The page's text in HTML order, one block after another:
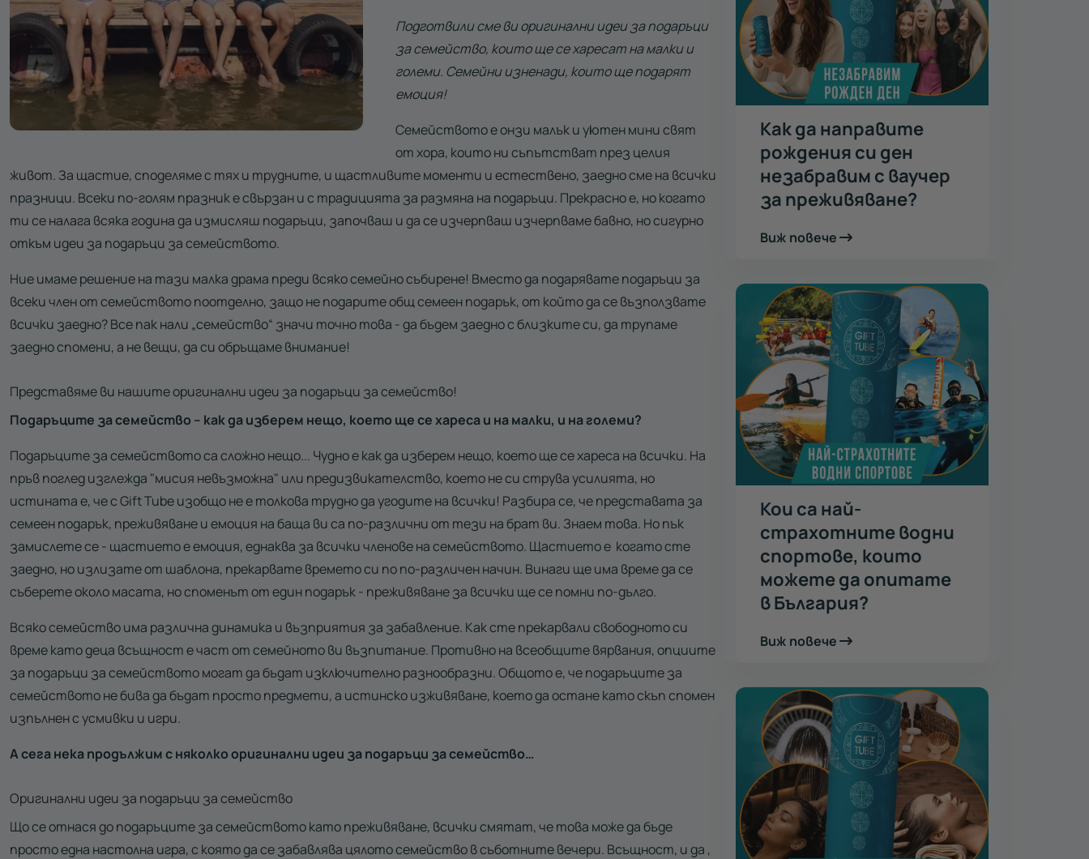
Подготвили сме ви оригинални идеи за подаръци
за семейство, които ще се харесат на малки и
големи. Семейни изненади, които ще подарят
емоция!
Семейството е онзи малък и уютен мини свят
от хора, които ни съпътстват през целия
живот. За щастие, споделяме с тях и трудните, и щастливите моменти и естествено, заедно сме на всички
празници. Всеки по-голям празник е свързан и с традицията за размяна на подаръци. Прекрасно е, но когато
ти се налага всяка година да измисляш подаръци, започваш и да се изчерпваш изчерпваме бавно, но сигурно
откъм идеи за подаръци за семейството.
Ние имаме решение на тази малка драма преди всяко семейно събирене! Вместо да подарявате подаръци за
всеки член от семейството поотделно, защо не подарите общ семеен подарък, от който да се възползвате
всички заедно? Все пак нали „семейство“ значи точно това - да бъдем заедно с близките си, да трупаме
заедно спомени, а не вещи, да си обръщаме внимание!
Представяме ви нашите оригинални идеи за подаръци за семейство!
Подаръците за семейство – как да изберем нещо, което ще се хареса и на малки, и на големи?
Подаръците за семейството са сложно нещо... Чудно е как да изберем нещо, което ще се хареса на всички. На
пръв поглед изглежда "мисия невъзможна" или предизвикателство, което не си струва усилията, но
истината е, че с Gift Tube изобщо не е толкова трудно да угодите на всички! Разбира се, че представата за
семеен подарък, преживяване и емоция на баща ви са по-различни от тези на брат ви. Знаем това. Но пък
замислете се - щастието е емоция, еднаква за всички членове на семейството. Щастието е когато сте
заедно, но излизате от шаблона, прекарвате времето си по по-различен начин. Винаги ще има време да се
съберете около масата, но споменът от един подарък - преживяване за всички ще се помни по-дълго.
Всяко семейство има различна динамика и възприятия за забавление. Как сте прекарвали свободното си
време като деца всъщност е част от семейното ви възпитание. Противно на всеобщите вярвания, опциите
за подаръци за семейството могат да бъдат изключително разнообразни. Общото е, че подаръците за
семейството не бива да бъдат просто предмети, а истинско изживяване, което да остане като скъп спомен
изпълнен с усмивки и игри.
А сега нека продължим с няколко оригинални идеи за подаръци за семейство…
Оригинални идеи за подаръци за семейство
Що се отнася до подаръците за семейството като преживяване, всички смятат, че това може да бъде
просто една настолна игра, с която да се забавлява цялото семейство в съботните вечери. Всъщност, и да ,
Как да направите
рождения си ден
незабравим с ваучер
за преживяване?
Виж повече
Кои са най-
страхотните водни
спортове, които
можете да опитате
в България?
Виж повече